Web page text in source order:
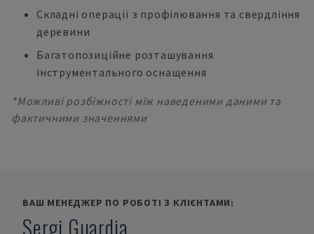
Складні операції з профілювання та свердління
деревини
Багатопозиційне розташування
інструментального оснащення
*Можливі розбіжності між наведеними даними та
фактичними значеннями
ВАШ МЕНЕДЖЕР ПО РОБОТІ З КЛІЄНТАМИ:
Sergi Guardia